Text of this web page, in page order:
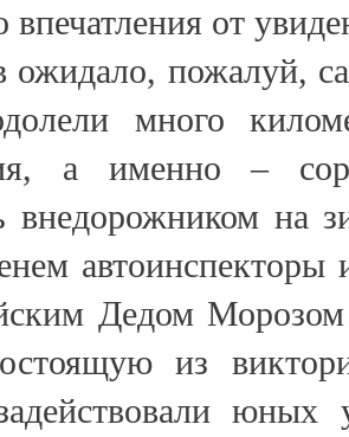
впечатления от
пожалуй,
много
а именно –
внедорожником на
автоинспекторы
Дедом
из
юных